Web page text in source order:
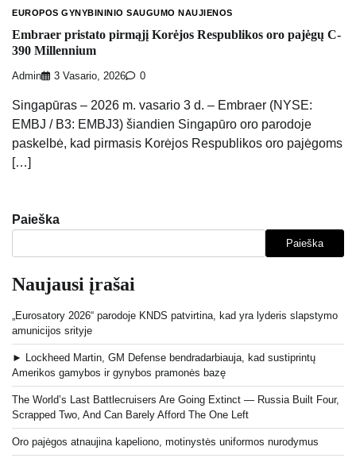
EUROPOS GYNYBININIO SAUGUMO NAUJIENOS
Embraer pristato pirmąjį Korėjos Respublikos oro pajėgų C-
390 Millennium
Admin 3 Vasario, 2026 0
Singapūras – 2026 m. vasario 3 d. – Embraer (NYSE:
EMBJ / B3: EMBJ3) šiandien Singapūro oro parodoje
paskelbė, kad pirmasis Korėjos Respublikos oro pajėgoms
[…]
Paieška
Paieška
Naujausi įrašai
„Eurosatory 2026“ parodoje KNDS patvirtina, kad yra lyderis slapstymo
amunicijos srityje
► Lockheed Martin, GM Defense bendradarbiauja, kad sustiprintų
Amerikos gamybos ir gynybos pramonės bazę
The World’s Last Battlecruisers Are Going Extinct — Russia Built Four,
Scrapped Two, And Can Barely Afford The One Left
Oro pajėgos atnaujina kapeliono, motinystės uniformos nurodymus